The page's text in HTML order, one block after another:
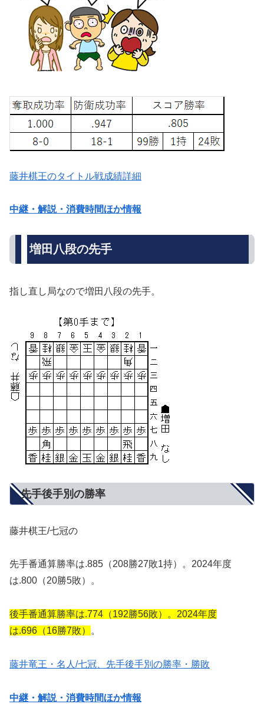
藤井棋王のタイトル戦成績詳細
中継・解説・消費時間ほか情報
増田八段の先手
指し直し局なので増田八段の先手。
先手後手別の勝率
藤井棋王/七冠の
先手番通算勝率は.885（208勝27敗1持）。2024年度
は.800（20勝5敗）。
後手番通算勝率は.774（192勝56敗）。2024年度
は.696（16勝7敗）
。
藤井竜王・名人/七冠、先手後手別の勝率・勝敗
中継・解説・消費時間ほか情報